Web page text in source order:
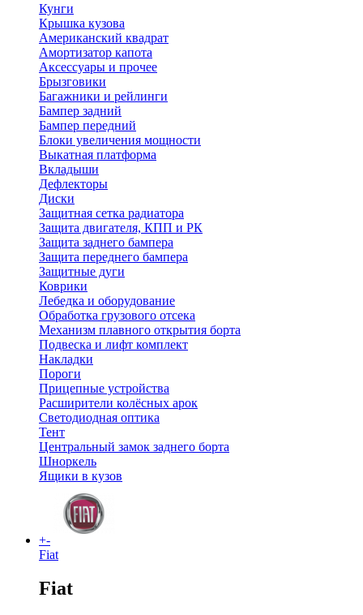
Кунги
Крышка кузова
Американский квадрат
Амортизатор капота
Аксессуары и прочее
Брызговики
Багажники и рейлинги
Бампер задний
Бампер передний
Блоки увеличения мощности
Выкатная платформа
Вкладыши
Дефлекторы
Диски
Защитная сетка радиатора
Защита двигателя, КПП и РК
Защита заднего бампера
Защита переднего бампера
Защитные дуги
Коврики
Лебедка и оборудование
Обработка грузового отсека
Механизм плавного открытия борта
Подвеска и лифт комплект
Накладки
Пороги
Прицепные устройства
Расширители колёсных арок
Светодиодная оптика
Тент
Центральный замок заднего борта
Шноркель
Ящики в кузов
+-
Fiat
Fiat